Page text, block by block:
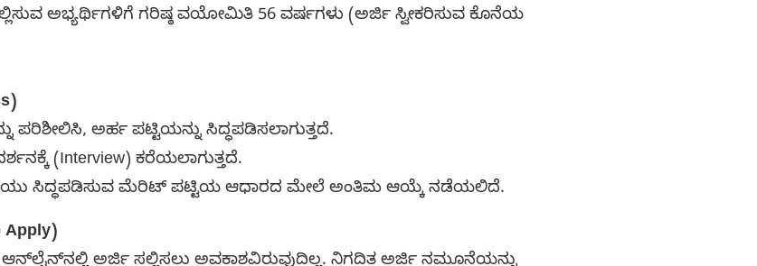
ಅಭ್ಯರ್ಥಿಗಳಿಗೆ ಗರಿಷ್ಠ ವಯೋಮಿತಿ 56 ವರ್ಷಗಳು (ಅರ್ಜಿ ಸ್ವೀಕರಿಸುವ ಕೊನೆಯ
ಪರಿಶೀಲಿಸಿ, ಅರ್ಹ ಪಟ್ಟಿಯನ್ನು ಸಿದ್ಧಪಡಿಸಲಾಗುತ್ತದೆ.
(Interview) ಕರೆಯಲಾಗುತ್ತದೆ.
ಸಿದ್ಧಪಡಿಸುವ ಮೆರಿಟ್ ಪಟ್ಟಿಯ ಆಧಾರದ ಮೇಲೆ ಅಂತಿಮ ಆಯ್ಕೆ ನಡೆಯಲಿದೆ.